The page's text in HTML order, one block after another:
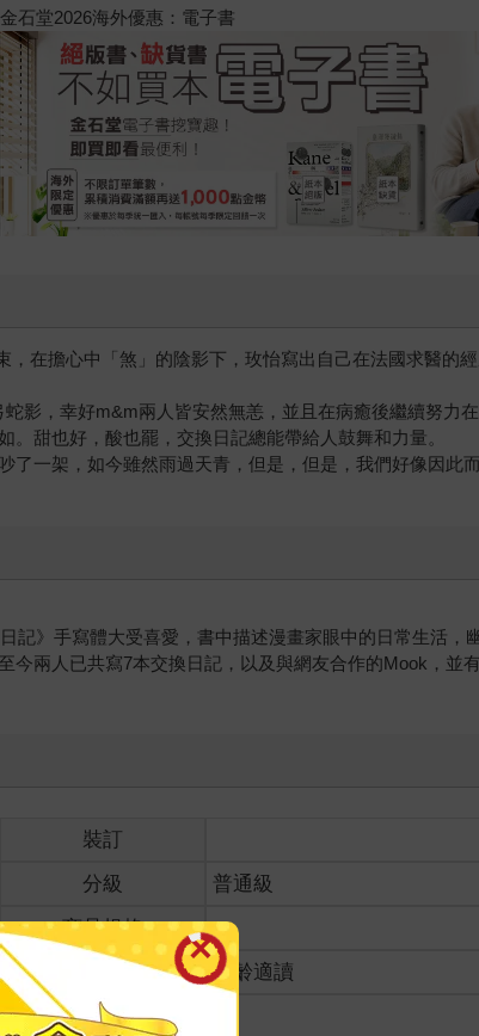
2026金石堂暑假漫博〈你好，我吃一點〉第二波
在擔心中「煞」的陰影下，玫怡寫出自己在法國求醫的
影，幸好m&m兩人皆安然無恙，並且在病癒後繼續努力
甜也好，酸也罷，交換日記總能帶給人鼓舞和力量。
一架，如今雖然雨過天青，但是，但是，我們好像因此
》手寫體大受喜愛，書中描述漫畫家眼中的日常生活，
兩人已共寫7本交換日記，以及與網友合作的Mook，並
裝訂
分級
普通級
商品規格
適讀年齡
全齡適讀
級別